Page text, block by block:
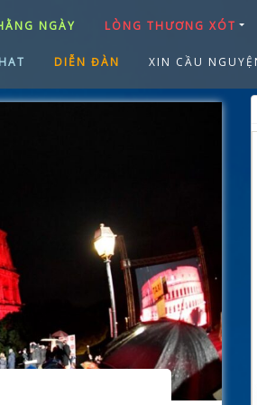
NGÀY LÒNG THƯƠNG XÓT
DIỄN ĐÀN XIN CẦU